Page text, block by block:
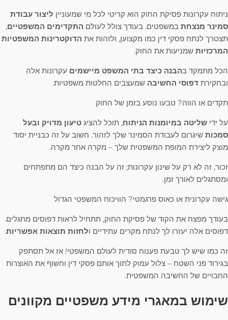
ניתוח עקרונות פסיקת החוק הוא קריטי לכל מי שמעוניין ליצור עבודת
סמינר מנצחת במשפטים. בעודך צולל לעולם התקדימים המשפטיים,
תצטרך לנתח פסקי דין כמו מקצוען, ולזהות את הדוקטרינות המשפטיות
המרכזיות שמניעות את החוק.
הכל מתמקד בהבנה כיצד בתי המשפט מיישמים עקרונות אלה
ובחקירת דפוסי החשיבה שמעצבים החלטות משפטיות.
תקדים או הווה? טבעו נוסע בזמן של החוק
על ידי שליטה במיומנות הניתוח, תוכל להציג טיעון מדויק ובעל
סמכות שיגרום לעבודת הסמינר שלך לזהור. חשוב על זה כבניית יסוד
מוצק ליצירת המופת המשפטית שלך – מקרה אחר מקרה.
זכור, זה לא רק על שינון עקרונות; זה על הבנה כיצד הם מתפתחים
ומסתגלים לאורך זמן.
גישה עקרונית או כאוס פרגמטי? הוויכוח המשפטי הגדול
בעודך מפצח את הקוד של פסיקת החוק, תתחיל לראות דפוסים מתגלים.
דפוסים אלה יעזרו לך לנתח מקרים עתידיים ולחזות תוצאות אפשריות.
זה כמו שיש לך טבעת פענוח סודית לעולם המשפטי! אז אל תסתפק
בגירוד פני השטח – צלול עמוק לתוך אותם פסקי דין וחשוף את האוצרות
החבויים של החשיבה המשפטית.
שימוש במאגרי מידע משפטיים מקוונים